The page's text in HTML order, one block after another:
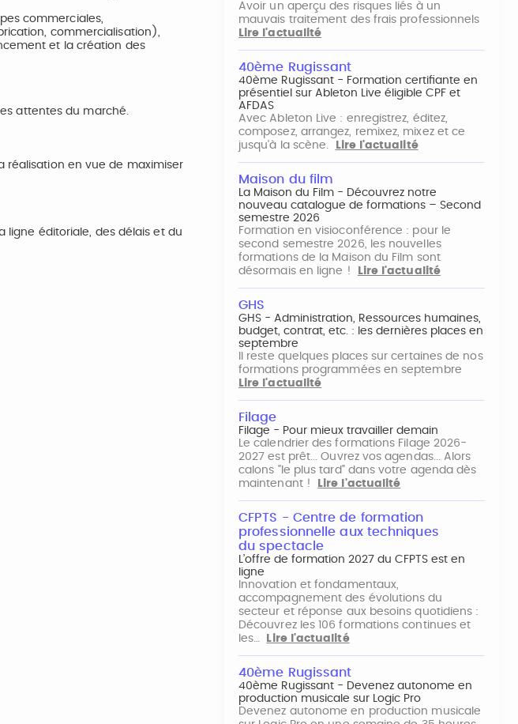
commerciales,
commercialisation),
et la création des
attentes du marché.
réalisation en vue de maximiser
ligne éditoriale, des délais et du
Avoir un aperçu des risques liés à un
mauvais traitement des frais professionnels
Lire l'actualité
40ème Rugissant
40ème Rugissant - Formation certifiante en
présentiel sur Ableton Live éligible CPF et
AFDAS
Avec Ableton Live : enregistrez, éditez,
composez, arrangez, remixez, mixez et ce
jusqu'à la scène.
Lire l'actualité
Maison du film
La Maison du Film - Découvrez notre
nouveau catalogue de formations – Second
semestre 2026
Formation en visioconférence : pour le
second semestre 2026, les nouvelles
formations de la Maison du Film sont
désormais en ligne !
Lire l'actualité
GHS
GHS - Administration, Ressources humaines,
budget, contrat, etc. : les dernières places en
septembre
Il reste quelques places sur certaines de nos
formations programmées en septembre
Lire l'actualité
Filage
Filage - Pour mieux travailler demain
Le calendrier des formations Filage 2026-
2027 est prêt... Ouvrez vos agendas... Alors
calons "le plus tard" dans votre agenda dès
maintenant !
Lire l'actualité
CFPTS - Centre de formation
professionnelle aux techniques
du spectacle
L’offre de formation 2027 du CFPTS est en
ligne
Innovation et fondamentaux,
accompagnement des évolutions du
secteur et réponse aux besoins quotidiens :
Découvrez les 106 formations continues et
les…
Lire l'actualité
40ème Rugissant
40ème Rugissant - Devenez autonome en
production musicale sur Logic Pro
Devenez autonome en production musicale